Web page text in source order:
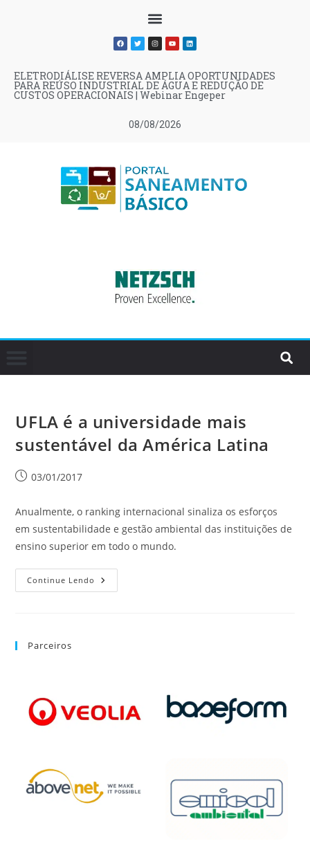
08/08/2026
ELETRODIÁLISE REVERSA AMPLIA OPORTUNIDADES
PARA REÚSO INDUSTRIAL DE ÁGUA E REDUÇÃO DE
CUSTOS OPERACIONAIS | Webinar Engeper
UFLA é a universidade mais
sustentável da América Latina
03/01/2017
Anualmente, o ranking internacional sinaliza os esforços
em sustentabilidade e gestão ambiental das instituições de
ensino superior em todo o mundo.
Continue Lendo
Parceiros